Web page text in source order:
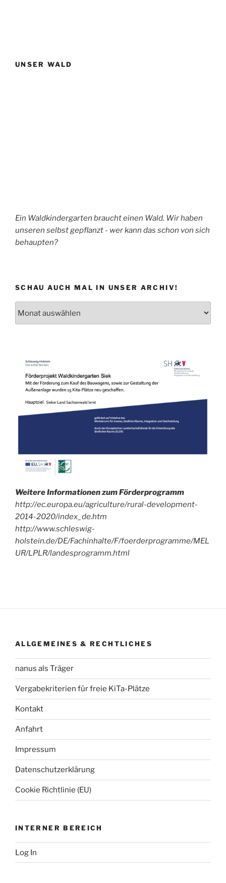
UNSER WALD
Ein Waldkindergarten braucht einen Wald. Wir haben
unseren selbst gepflanzt - wer kann das schon von sich
behaupten?
SCHAU AUCH MAL IN UNSER ARCHIV!
Archiv!
Weitere Informationen zum Förderprogramm
http://ec.europa.eu/agriculture/rural-development-
2014-2020/index_de.htm
http://www.schleswig-
holstein.de/DE/Fachinhalte/F/foerderprogramme/MEL
UR/LPLR/landesprogramm.html
ALLGEMEINES & RECHTLICHES
nanus als Träger
Vergabekriterien für freie KiTa-Plätze
Kontakt
Anfahrt
Impressum
Datenschutzerklärung
Cookie Richtlinie (EU)
INTERNER BEREICH
Log In